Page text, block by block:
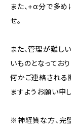
また、+α分で多め
せ。
また、管理が難し
いものとなっており
何かご連絡される
ますようお願い申
※神経質な方、完